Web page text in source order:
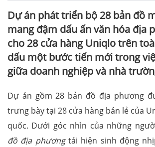
Dự án phát triển bộ 28 bản đồ
mang đậm dấu ấn văn hóa địa
cho 28 cửa hàng Uniqlo trên
dấu một bước tiến mới trong
giữa doanh nghiệp và nhà
Dự án gồm 28 bản đồ địa phương
trưng bày tại 28 cửa hàng bán lẻ của
quốc. Dưới góc nhìn của những
đồ địa phươngtái hiện sinh động